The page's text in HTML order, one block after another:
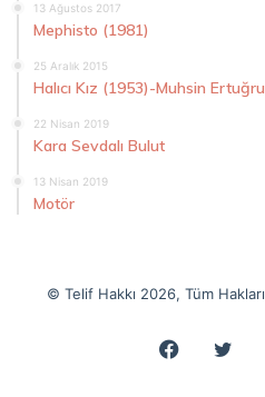
13 Ağustos 2017
Mephisto (1981)
25 Aralık 2015
Halıcı Kız (1953)-Muhsin
22 Nisan 2019
Kara Sevdalı Bulut
13 Nisan 2019
Motör
© Telif Hakkı 2026, Tüm